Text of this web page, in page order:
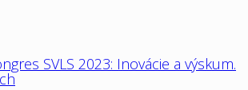
SVLS 2023: Inovácie a výskum.